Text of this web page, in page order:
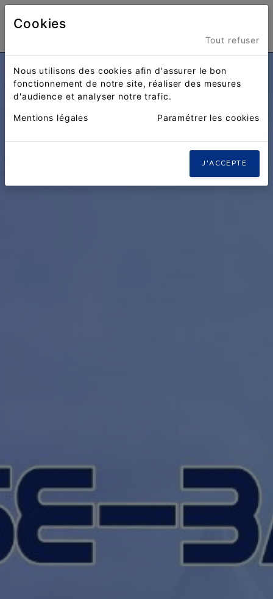
Cookies
Tout refuser
Nous utilisons des cookies afin d'assurer le bon
fonctionnement de notre site, réaliser des mesures
d'audience et analyser notre trafic.
Mentions légales Paramétrer les cookies
J'ACCEPTE